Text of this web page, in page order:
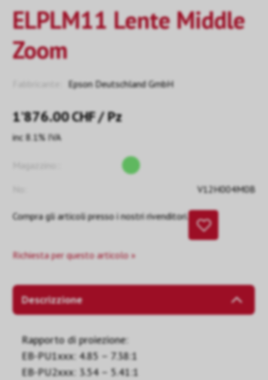
ELPLM11 Lente Middle
Zoom
Epson Deutschland GmbH
1’876.00CHF/ Pz
inc 8.1% IVA
V12H004M0B
Compra gli articoli presso i nostri rivenditori.
Richiesta per questo articolo »
Descrizzione
Rapporto di proiezione:
EB-PU1xxx: 4.85 – 7.38:1
EB-PU2xxx: 3.54 – 5.41:1